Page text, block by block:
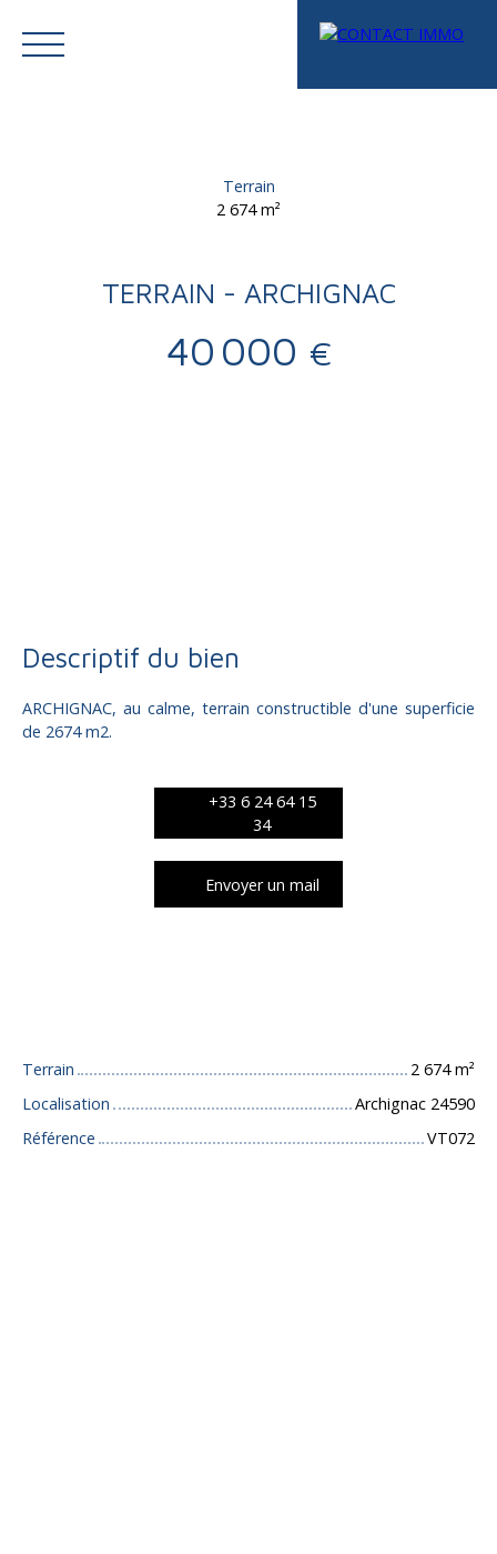
Terrain
2 674m²
TERRAIN - ARCHIGNAC
40 000 €
Descriptif du bien
ARCHIGNAC, au calme, terrain constructible d'une superficie
de 2674 m2.
+33 6 24 64 15
34
Envoyer un mail
Terrain 2 674m²
Localisation
Archignac 24590
Référence
VT072